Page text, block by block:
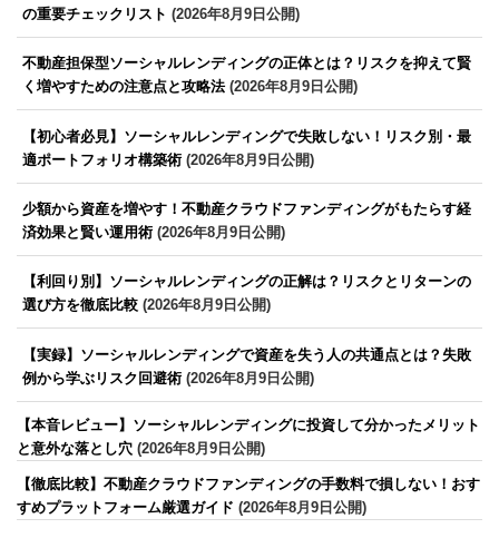
の重要チェックリスト (2026年8月9日公開)
不動産担保型ソーシャルレンディングの正体とは？リスクを抑えて賢
く増やすための注意点と攻略法(2026年8月9日公開)
【初心者必見】ソーシャルレンディングで失敗しない！リスク別・最
適ポートフォリオ構築術 (2026年8月9日公開)
少額から資産を増やす！不動産クラウドファンディングがもたらす経
済効果と賢い運用術 (2026年8月9日公開)
【利回り別】ソーシャルレンディングの正解は？リスクとリターンの
選び方を徹底比較 (2026年8月9日公開)
【実録】ソーシャルレンディングで資産を失う人の共通点とは？失敗
例から学ぶリスク回避術 (2026年8月9日公開)
【本音レビュー】ソーシャルレンディングに投資して分かったメリット
と意外な落とし穴 (2026年8月9日公開)
【徹底比較】不動産クラウドファンディングの手数料で損しない！おす
すめプラットフォーム厳選ガイド (2026年8月9日公開)